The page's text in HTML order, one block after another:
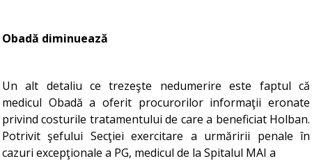
Obadă diminuează
Un alt detaliu ce trezeşte nedumerire este faptul că
medicul Obadă a oferit procurorilor informaţii eronate
privind costurile tratamentului de care a beneficiat Holban.
Potrivit şefului Secţiei exercitare a urmăririi penale în
cazuri excepţionale a PG, medicul de la Spitalul MAI a